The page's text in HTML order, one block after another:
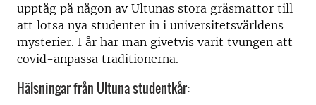
upptåg på någon av Ultunas stora gräsmattor till
att lotsa nya studenter in i universitetsvärldens
mysterier. I år har man givetvis varit tvungen att
covid-anpassa traditionerna.
Hälsningar från Ultuna studentkår: